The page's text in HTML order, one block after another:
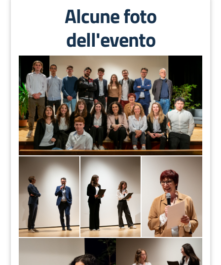
Alcune foto
dell'evento